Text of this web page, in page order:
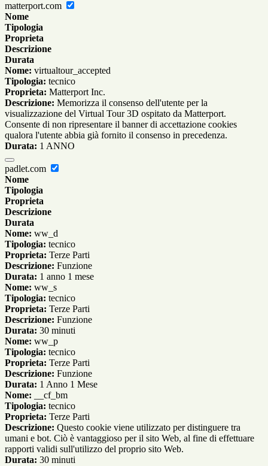
matterport.com
Nome
Tipologia
Proprieta
Descrizione
Durata
Nome: virtualtour_accepted
Tipologia: tecnico
Proprieta: Matterport Inc.
Descrizione: Memorizza il consenso dell'utente per la
visualizzazione del Virtual Tour 3D ospitato da Matterport.
Consente di non ripresentare il banner di accettazione cookies
qualora l'utente abbia già fornito il consenso in precedenza.
Durata: 1 ANNO
padlet.com
Nome
Tipologia
Proprieta
Descrizione
Durata
Nome: ww_d
Tipologia: tecnico
Proprieta: Terze Parti
Descrizione: Funzione
Durata: 1 anno 1 mese
Nome: ww_s
Tipologia: tecnico
Proprieta: Terze Parti
Descrizione: Funzione
Durata: 30 minuti
Nome: ww_p
Tipologia: tecnico
Proprieta: Terze Parti
Descrizione: Funzione
Durata: 1 Anno 1 Mese
Nome: __cf_bm
Tipologia: tecnico
Proprieta: Terze Parti
Descrizione: Questo cookie viene utilizzato per distinguere tra
umani e bot. Ciò è vantaggioso per il sito Web, al fine di effettuare
rapporti validi sull'utilizzo del proprio sito Web.
Durata: 30 minuti